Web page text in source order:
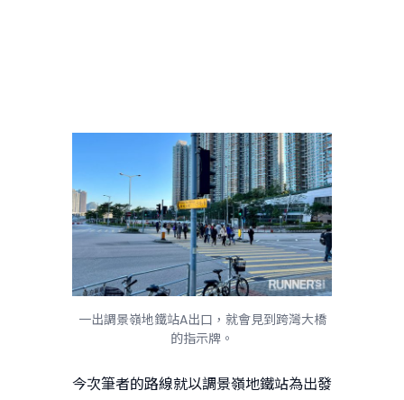
一出調景嶺地鐵站A出口，就會見到跨灣大橋
的指示牌。
今次筆者的路線就以調景嶺地鐵站為出發